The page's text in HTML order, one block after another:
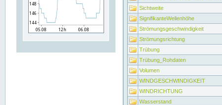
Sichtweite
SignifikanteWellenhöhe
Strömungsgeschwindigkeit
Strömungsrichtung
Trübung
Trübung_Rohdaten
Volumen
WINDGESCHWINDIGKEIT
WINDRICHTUNG
Wasserstand